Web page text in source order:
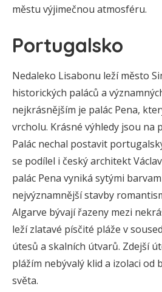
městu výjimečnou atmosféru.
Portugalsko
Nedaleko Lisabonu leží město
historických paláců a
nejkrásnějším je palác Pena,
vrcholu. Krásné výhledy jsou na
Palác nechal postavit
se podílel i český architekt
palác Pena vyniká sytými
nejvýznamnější stavby
Algarve bývají řazeny mezi
leží zlatavé písčité pláže v
útesů a skalních útvarů. Zdejší
plážím nebývalý klid a izolaci od
světa.